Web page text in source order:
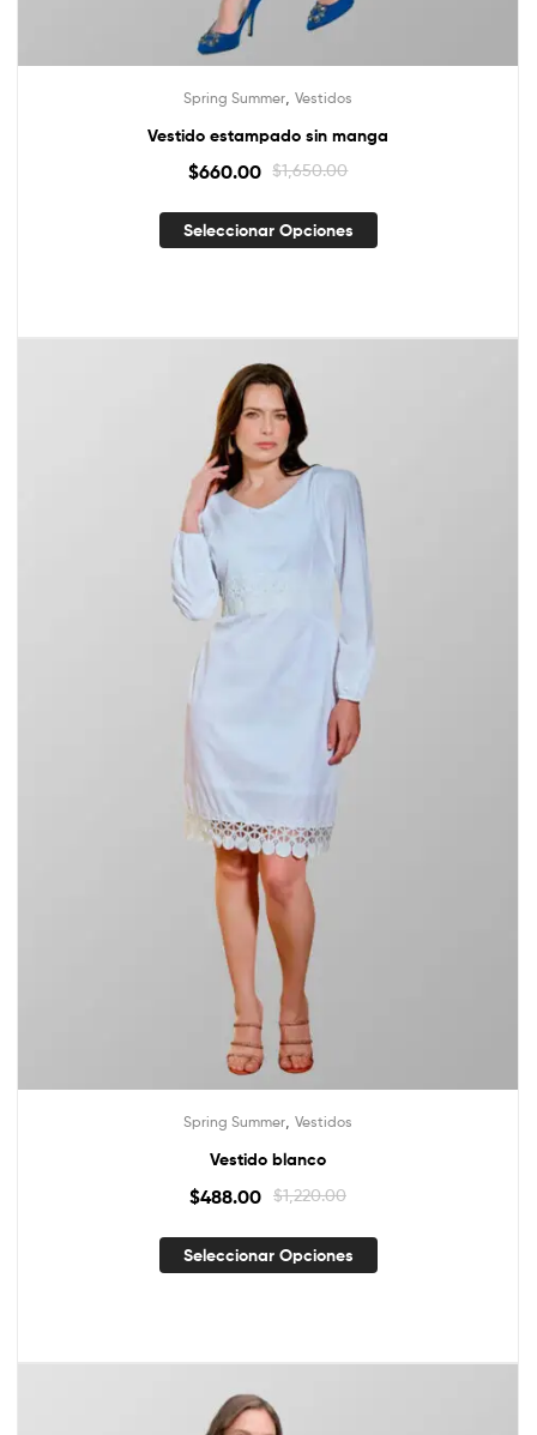
Spring Summer Vestidos
Vestido estampado sin manga
$1,650.00
$660.00
Seleccionar Opciones
Spring Summer Vestidos
Vestido blanco
$1,220.00
$488.00
Seleccionar Opciones